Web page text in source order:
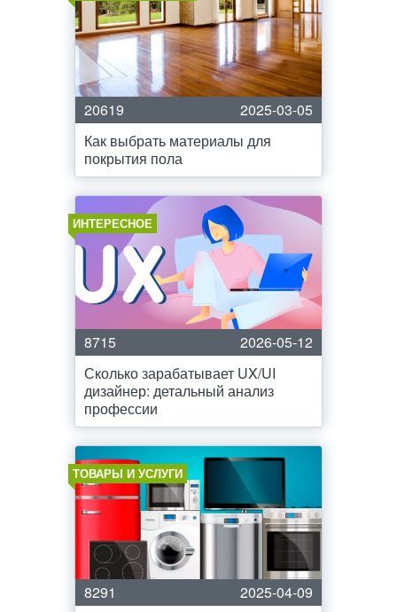
20619
2025-03-05
Как выбрать материалы для
покрытия пола
ИНТЕРЕСНОЕ
8715
2026-05-12
Сколько зарабатывает UX/UI
дизайнер: детальный анализ
профессии
ТОВАРЫ И УСЛУГИ
8291
2025-04-09